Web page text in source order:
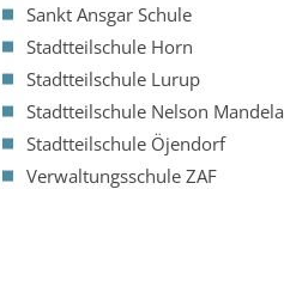
Sankt Ansgar Schule
Stadtteilschule Horn
Stadtteilschule Lurup
Stadtteilschule Nelson Mandela
Stadtteilschule Öjendorf
Verwaltungsschule ZAF